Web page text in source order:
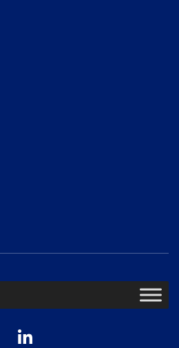
LinkedIn